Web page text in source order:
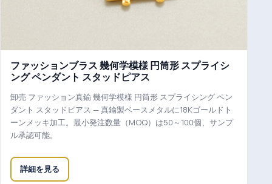
ファッションブラス 幾何学模様 円筒形 スプライシ
ング ペンダント スタッドピアス
卸売 ファッション真鍮 幾何学模様 円筒形 スプライシング ペン
ダント スタッドピアス — 真鍮製ベースメタルに18Kゴールドト
ーンメッキ加工。最小発注数量（MOQ）は50～100個、サンプ
ル承認可能。
詳細を見る